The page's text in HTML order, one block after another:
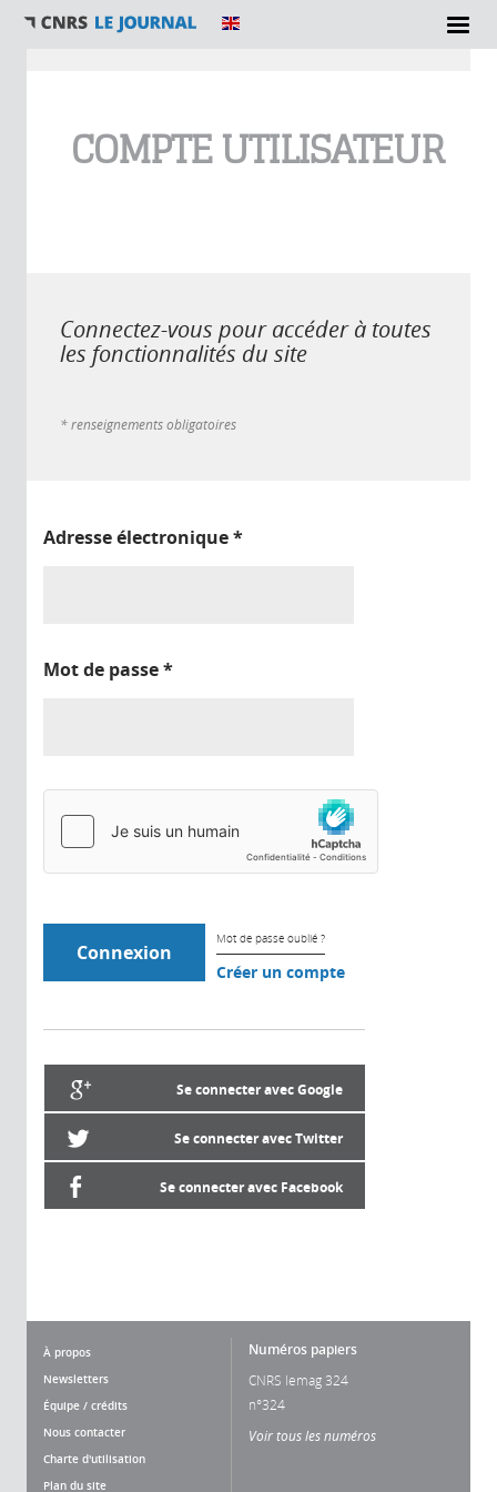
COMPTE UTILISATEUR
Connectez-vous pour accéder à toutes
les fonctionnalités du site
* renseignements obligatoires
Adresse électronique*
Mot de passe*
Mot de passe oublié ?
Créer un compte
Se connecter avec Google
Se connecter avec Twitter
Se connecter avec Facebook
À propos
Newsletters
Équipe / crédits
Nous contacter
Charte d'utilisation
Plan du site
Numéros papiers
CNRS lemag 324
n°324
Voir tous les numéros